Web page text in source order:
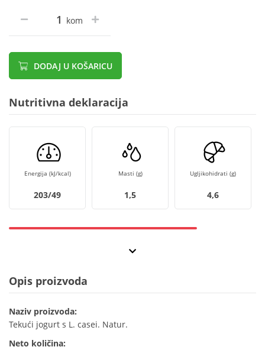
kom
DODAJ U KOŠARICU
Nutritivna deklaracija
Energija (kJ/kcal)
203/49
Masti (g)
1,5
Ugljikohidrati (g)
4,6
Opis proizvoda
Naziv proizvoda:
Tekući jogurt s L. casei. Natur.
Neto količina: